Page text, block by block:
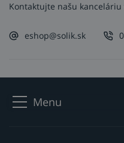
Kontaktujte našu kanceláriu
eshop@solik.sk
Menu